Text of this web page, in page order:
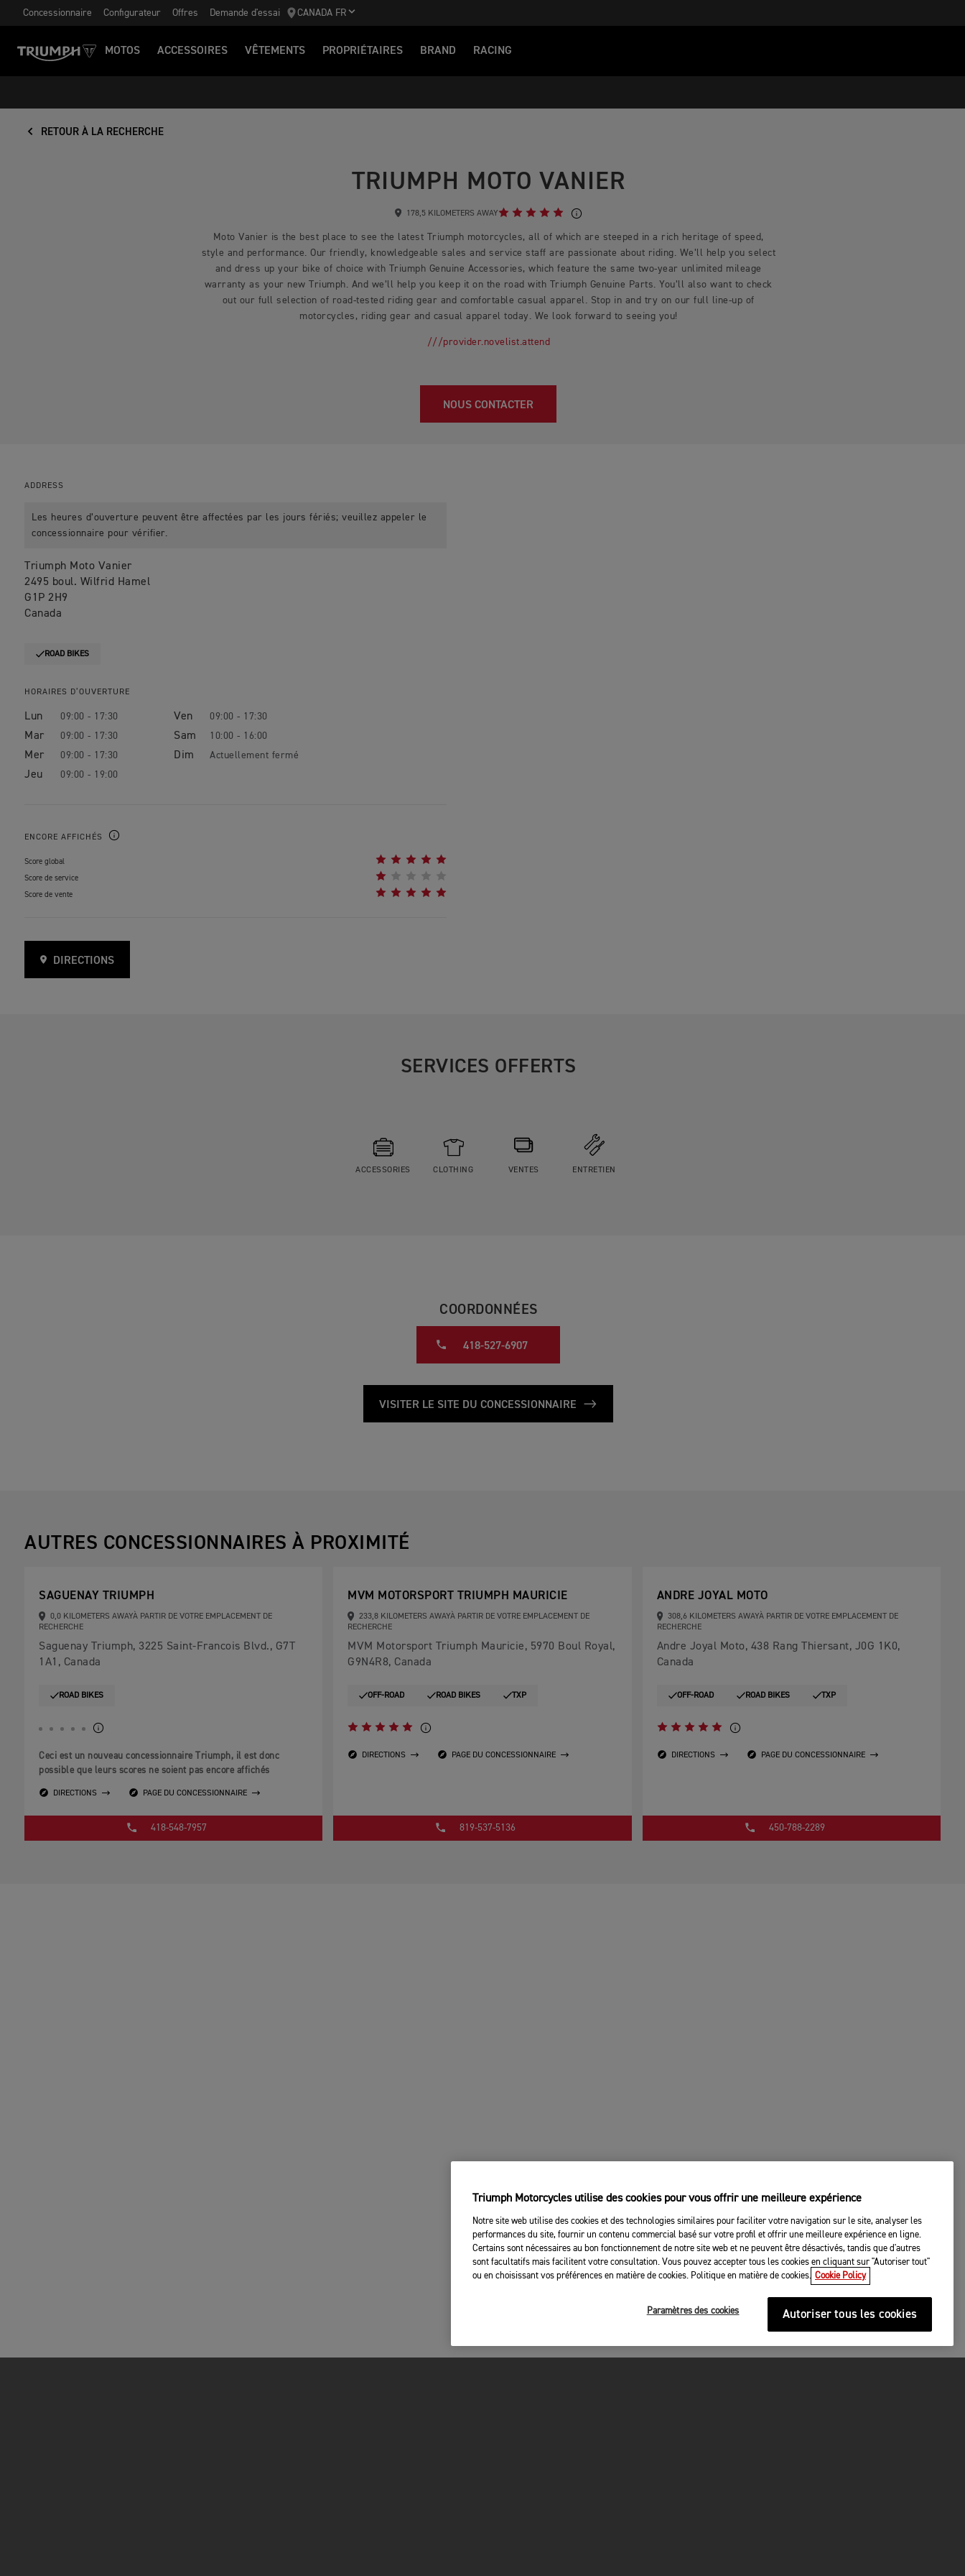
Concessionnaire Configurateur Offres Demande d'essai CANADA FR
MOTOS ACCESSOIRES VÊTEMENTS PROPRIÉTAIRES BRAND RACING
RETOUR À LA RECHERCHE
TRIUMPH MOTO VANIER
178,5 KILOMETERS AWAY
Moto Vanier is the best place to see the latest Triumph motorcycles, all of which are steeped in a rich heritage of speed,
style and performance. Our friendly, knowledgeable sales and service staff are passionate about riding. We’ll help you select
and dress up your bike of choice with Triumph Genuine Accessories, which feature the same two-year unlimited mileage
warranty as your new Triumph. And we’ll help you keep it on the road with Triumph Genuine Parts. You’ll also want to check
out our full selection of road-tested riding gear and comfortable casual apparel. Stop in and try on our full line-up of
motorcycles, riding gear and casual apparel today. We look forward to seeing you!
///provider.novelist.attend
NOUS CONTACTER
ADDRESS
Les heures d’ouverture peuvent être affectées par les jours fériés; veuillez appeler le
concessionnaire pour vérifier.
Triumph Moto Vanier
2495 boul. Wilfrid Hamel
G1P 2H9
Canada
ROAD BIKES
HORAIRES D’OUVERTURE
Lun 09:00 - 17:30
Mar 09:00 - 17:30
Mer 09:00 - 17:30
Jeu 09:00 - 19:00
Ven 09:00 - 17:30
Sam 10:00 - 16:00
Dim
ENCORE AFFICHÉS
Score global
Score de service
Score de vente
DIRECTIONS
SERVICES OFFERTS
ACCESSORIES CLOTHING VENTES ENTRETIEN
COORDONNÉES
418-527-6907
VISITER LE SITE DU CONCESSIONNAIRE
AUTRES CONCESSIONNAIRES À PROXIMITÉ
SAGUENAY TRIUMPH
0,0 KILOMETERS AWAYÀ PARTIR DE VOTRE EMPLACEMENT DE
RECHERCHE
Saguenay Triumph, 3225 Saint-Francois Blvd., G7T
1A1, Canada
ROAD BIKES
Ceci est un nouveau concessionnaire Triumph, il est donc
possible que leurs scores ne soient pas encore affichés
DIRECTIONS PAGE DU CONCESSIONNAIRE
418-548-7957
MVM MOTORSPORT TRIUMPH MAURICIE
233,8 KILOMETERS AWAYÀ PARTIR DE VOTRE EMPLACEMENT DE
RECHERCHE
MVM Motorsport Triumph Mauricie, 5970 Boul Royal,
G9N4R8, Canada
OFF-ROAD ROAD BIKES TXP
DIRECTIONS PAGE DU CONCESSIONNAIRE
819-537-5136
ANDRE JOYAL MOTO
308,6 KILOMETERS AWAYÀ PARTIR DE VOTRE EMPLACEMENT DE
RECHERCHE
Andre Joyal Moto, 438 Rang Thiersant, J0G 1K0,
Canada
OFF-ROAD ROAD BIKES TXP
DIRECTIONS PAGE DU CONCESSIONNAIRE
450-788-2289
Triumph Motorcycles utilise des cookies pour vous offrir une meilleure expérience
Notre site web utilise des cookies et des technologies similaires pour faciliter votre navigation sur le site, analyser les
performances du site, fournir un contenu commercial basé sur votre profil et offrir une meilleure expérience en ligne.
Certains sont nécessaires au bon fonctionnement de notre site web et ne peuvent être désactivés, tandis que d'autres
sont facultatifs mais facilitent votre consultation. Vous pouvez accepter tous les cookies en cliquant sur "Autoriser tout"
ou en choisissant vos préférences en matière de cookies. Politique en matière de cookies. Cookie Policy
Paramètres des cookies Autoriser tous les cookies